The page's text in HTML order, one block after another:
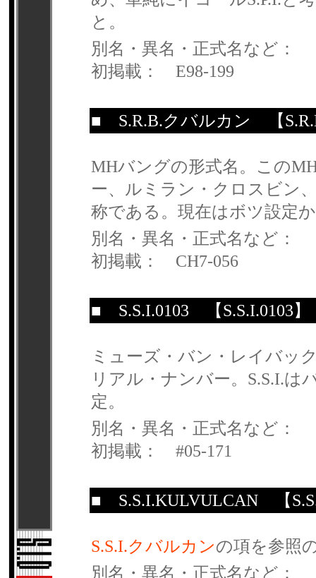
と。
別名・異名・正式名など：
初掲載： E98-199
■ S.R.B.クバルカン 【
MHバングの形式名。この
ー、ルミラン・クロスビン
称である。現在はボツ設定
別名・異名・正式名など：
初掲載： CH7-056
■ S.S.I.0103 【S.S.I.0103】
ミューズ・バン・レイバッ
リアル・ナンバー。S.S.I.は
定。
別名・異名・正式名など：
初掲載： #05-171
■ S.S.I.KULVULCAN 【
S.S.I.クバルカンの項を参照
別名・異名・正式名など：